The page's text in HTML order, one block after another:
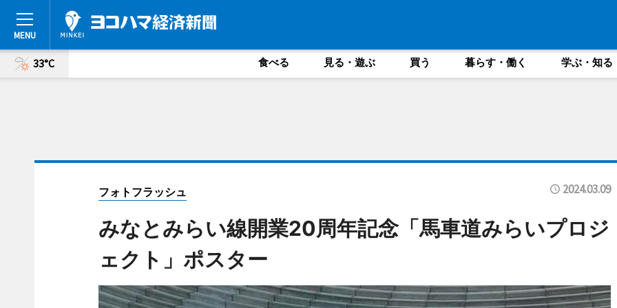
33°C 食べる 見る・遊ぶ 買う 暮らす・働く 学ぶ・知る
フォトフラッシュ 2024.03.09
みなとみらい線開業20周年記念「馬車道みらいプロジ
ェクト」ポスター